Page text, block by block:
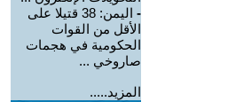
-
اليمن: 38 قتيلا على
الأقل من القوات
الحكومية في هجمات
صاروخي ...
المزيد.....